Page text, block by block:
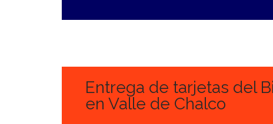
Entrega de tarjetas del
en Valle de Chalco